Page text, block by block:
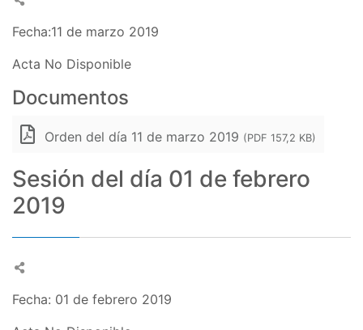
Fecha:11 de marzo 2019
Acta No Disponible
Documentos
Orden del día 11 de marzo 2019 (PDF 157,2 KB)
Sesión del día 01 de febrero
2019
Fecha: 01 de febrero 2019